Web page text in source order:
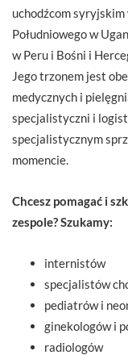
uchodźcom syryjskim
Południowego w
w Peru i Bośni i
Jego trzonem jest
medycznych i
specjalistyczni i
specjalistycznym
momencie.
Chcesz pomagać i
zespole? Szukamy:
internistów
specjalistów
pediatrów i
ginekologów i
radiologów